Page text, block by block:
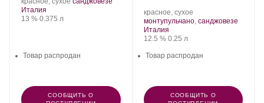
Регион:
Италия
Крепость
13 %. Объем
0.375 л
Товар распродан
СООБЩИТЬ О
красное, сухое.
Сорт
монтупульчано, санджовезе.
Регион:
Италия
Крепость
12.5 %. Объем
0.25 л
Товар распродан
СООБЩИТЬ О